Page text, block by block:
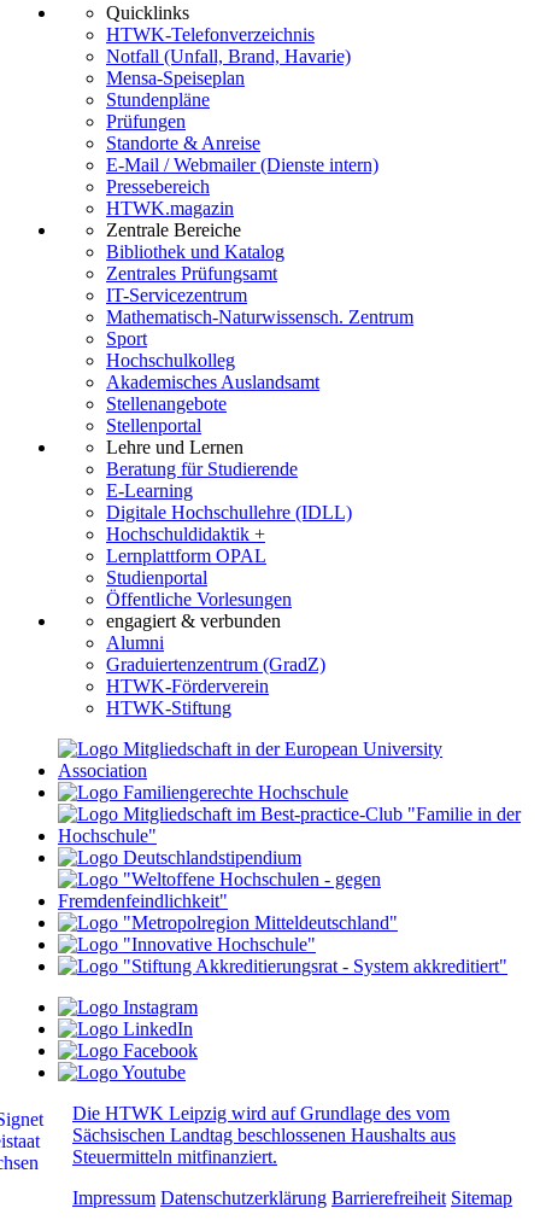
Quicklinks
HTWK-Telefonverzeichnis
Notfall (Unfall, Brand, Havarie)
Mensa-Speiseplan
Stundenpläne
Prüfungen
Standorte & Anreise
E-Mail / Webmailer (Dienste intern)
Pressebereich
HTWK.magazin
Zentrale Bereiche
Bibliothek und Katalog
Zentrales Prüfungsamt
IT-Servicezentrum
Mathematisch-Naturwissensch. Zentrum
Sport
Hochschulkolleg
Akademisches Auslandsamt
Stellenangebote
Stellenportal
Lehre und Lernen
Beratung für Studierende
E-Learning
Digitale Hochschullehre (IDLL)
Hochschuldidaktik +
Lernplattform OPAL
Studienportal
Öffentliche Vorlesungen
engagiert & verbunden
Alumni
Graduiertenzentrum (GradZ)
HTWK-Förderverein
HTWK-Stiftung
Die HTWK Leipzig wird auf Grundlage des vom
Sächsischen Landtag beschlossenen Haushalts aus
Steuermitteln mitfinanziert.
Impressum Datenschutzerklärung Barrierefreiheit Sitemap